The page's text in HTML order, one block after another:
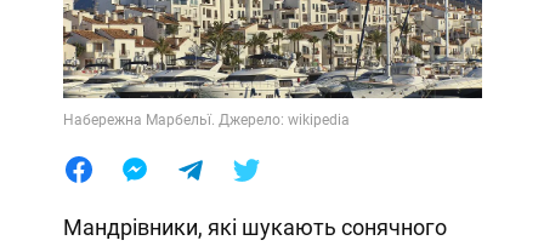
Набережна Марбельї. Джерело: wikipedia
Мандрівники, які шукають сонячного